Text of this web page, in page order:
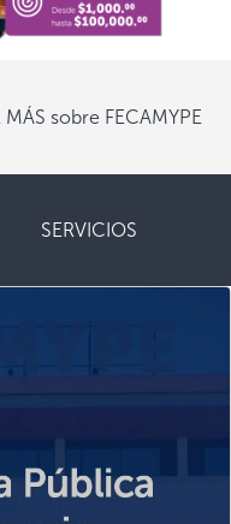
sobre FECAMYPE
SERVICIOS